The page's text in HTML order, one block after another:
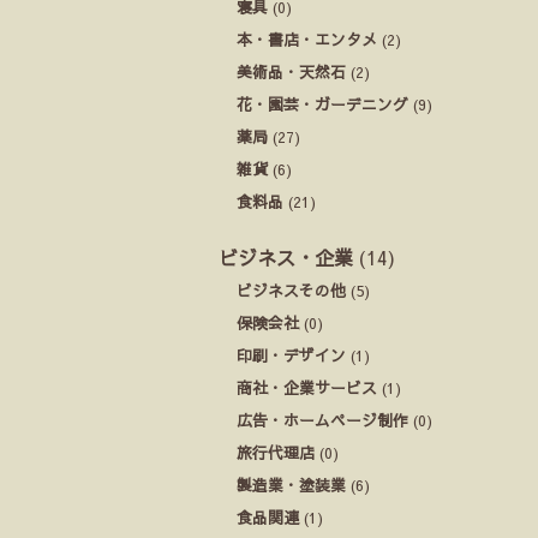
寝具 (0)
本・書店・エンタメ (2)
美術品・天然石 (2)
花・園芸・ガーデニング (9)
薬局 (27)
雑貨(6)
食料品 (21)
ビジネス・企業 (14)
ビジネスその他 (5)
保険会社(0)
印刷・デザイン (1)
商社・企業サービス (1)
広告・ホームページ制作 (0)
旅行代理店 (0)
製造業・塗装業 (6)
食品関連 (1)